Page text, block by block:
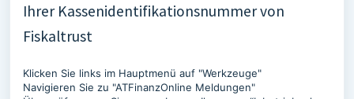
Ihrer Kassenidentifikationsnummer von
Fiskaltrust
Klicken Sie links im Hauptmenü auf "Werkzeuge"
Navigieren Sie zu "ATFinanzOnline Meldungen"